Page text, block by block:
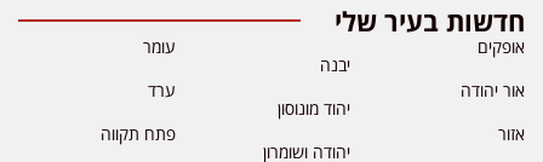
חדשות בעיר שלי
אופקים
אור יהודה
אזור
יבנה
יהוד מונוסון
יהודה ושומרון
עומר
ערד
פתח תקווה